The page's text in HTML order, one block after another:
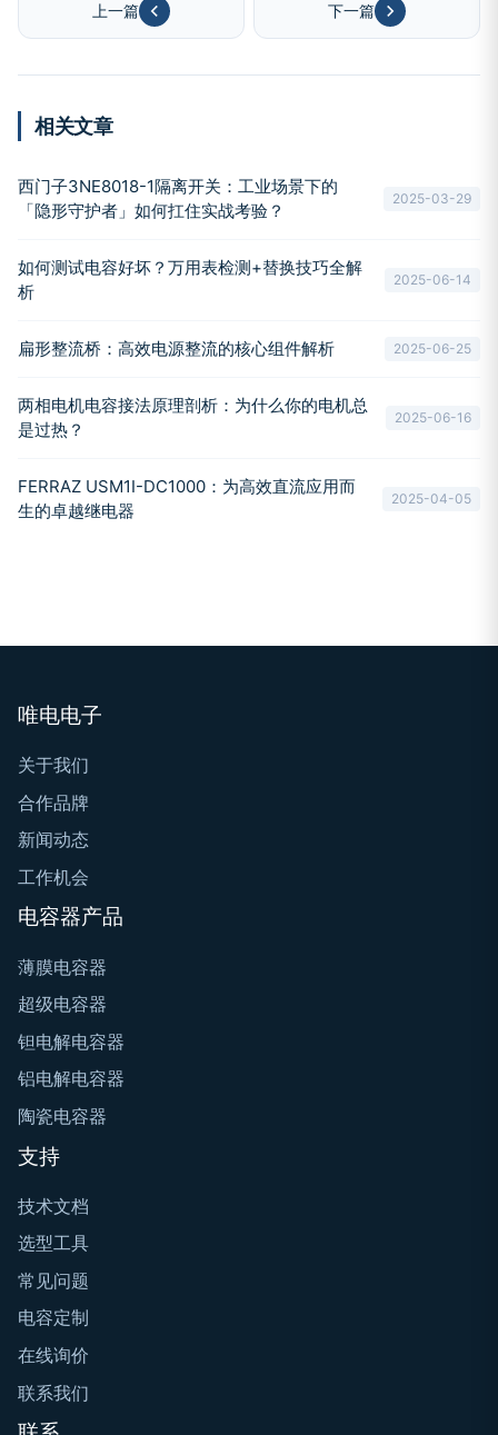
上一篇 下一篇
相关文章
西门子3NE8018-1隔离开关：工业场景下的
「隐形守护者」如何扛住实战考验？
2025-03-29
如何测试电容好坏？万用表检测+替换技巧全解
析
2025-06-14
扁形整流桥：高效电源整流的核心组件解析 2025-06-25
两相电机电容接法原理剖析：为什么你的电机总
是过热？
2025-06-16
FERRAZ USM1I-DC1000：为高效直流应用而
生的卓越继电器
2025-04-05
唯电电子
关于我们
合作品牌
新闻动态
工作机会
电容器产品
薄膜电容器
超级电容器
钽电解电容器
铝电解电容器
陶瓷电容器
支持
技术文档
选型工具
常见问题
电容定制
在线询价
联系我们